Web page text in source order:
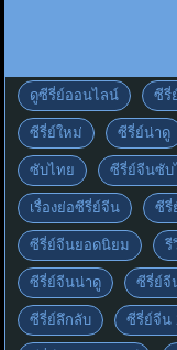
ดูซีรี่ย์ออนไลน์ ซีรี่
ซีรี่ย์ใหม่ ซีรี่ย์น่าดู
ซับไทย ซีรี่ย์จีนซับ
เรื่องย่อซีรี่ย์จีน ซีรี่
ซีรี่ย์จีนยอดนิยม รี
ซีรี่ย์จีนน่าดู ซีรี่ย์จี
ซีรี่ย์ลึกลับ ซีรี่ย์จีน